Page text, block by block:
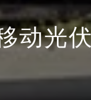
动光